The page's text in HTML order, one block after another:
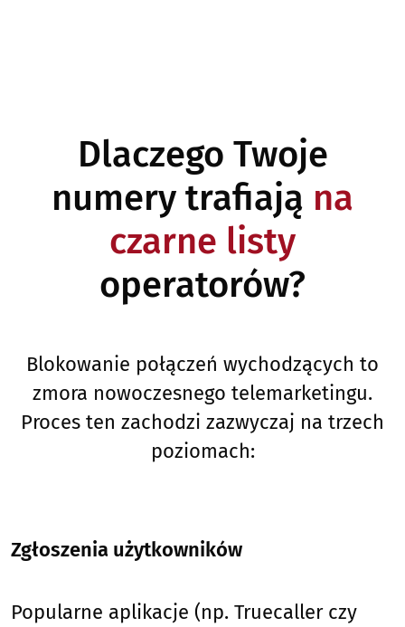
Dlaczego Twoje
numery trafiają na
czarne listy
operatorów?
Blokowanie połączeń wychodzących to
zmora nowoczesnego telemarketingu.
Proces ten zachodzi zazwyczaj na trzech
poziomach:
Zgłoszenia użytkowników
Popularne aplikacje (np. Truecaller czy